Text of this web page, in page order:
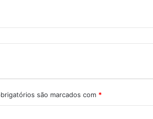
são marcados com *